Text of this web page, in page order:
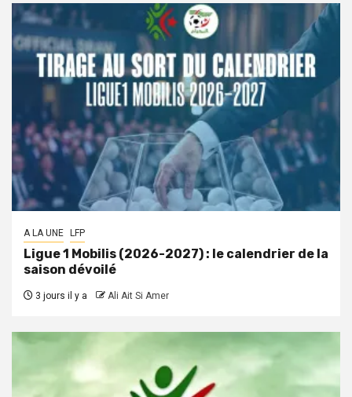
A LA UNE LFP
Ligue 1 Mobilis (2026-2027) : le calendrier de la
saison dévoilé
3 jours il y a Ali Ait Si Amer